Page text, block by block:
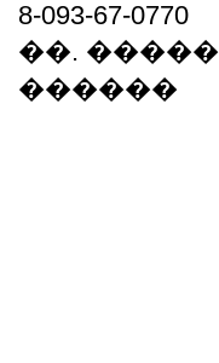
8-093-67-0770
��. �����:
������